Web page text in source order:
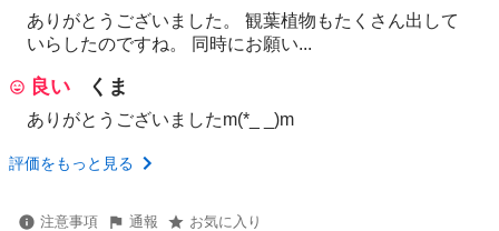
ありがとうございました。 観葉植物もたくさん出して
いらしたのですね。 同時にお願い...
良い くま
ありがとうございましたm(*_ _)m
評価をもっと見る
注意事項 通報 お気に入り